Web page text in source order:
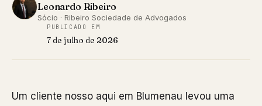
Leonardo Ribeiro
Sócio · Ribeiro Sociedade de Advogados
PUBLICADO EM
7 de julho de 2026
Um cliente nosso aqui em Blumenau levou uma